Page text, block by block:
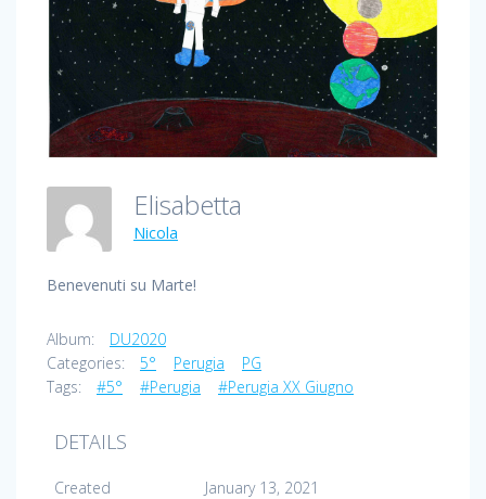
Elisabetta
Nicola
Benevenuti su Marte!
Album:
DU2020
Categories:
5° Perugia
PG
Tags:
#5° #Perugia #Perugia XX Giugno
DETAILS
Created
January 13, 2021